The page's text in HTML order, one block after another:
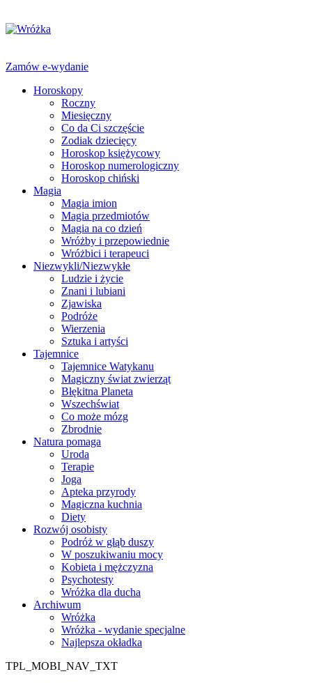
Zamów e-wydanie
Horoskopy
Roczny
Miesięczny
Co da Ci szczęście
Zodiak dziecięcy
Horoskop księżycowy
Horoskop numerologiczny
Horoskop chiński
Magia
Magia imion
Magia przedmiotów
Magia na co dzień
Wróżby i przepowiednie
Wróżbici i terapeuci
Niezwykli/Niezwykłe
Ludzie i życie
Znani i lubiani
Zjawiska
Podróże
Wierzenia
Sztuka i artyści
Tajemnice
Tajemnice Watykanu
Magiczny świat zwierząt
Błękitna Planeta
Wszechświat
Co może mózg
Zbrodnie
Natura pomaga
Uroda
Terapie
Joga
Apteka przyrody
Magiczna kuchnia
Diety
Rozwój osobisty
Podróż w głąb duszy
W poszukiwaniu mocy
Kobieta i mężczyzna
Psychotesty
Wróżka dla ducha
Archiwum
Wróżka
Wróżka - wydanie specjalne
Najlepsza okładka
TPL_MOBI_NAV_TXT